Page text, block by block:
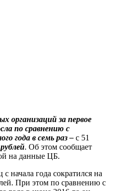
организаций за первое
по сравнению с
года в семь раз – с 51
. Об этом сообщает
на данные ЦБ.
начала года сократился на
При этом по сравнению с